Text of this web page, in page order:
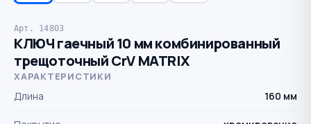
Арт. 14803
КЛЮЧ гаечный 10 мм комбинированный
трещоточный CrV MATRIX
ХАРАКТЕРИСТИКИ
Длина 160 мм